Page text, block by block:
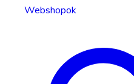
Webshopok